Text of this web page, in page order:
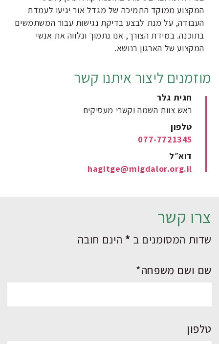
המקצוע ממוקד התמיכה של מגדל אור יגיעו לעמדת
העבודה, על מנת לבצע בדיקת נגישות עבור המשתמשים
בתוכנה. במידת הצורך, אנו נתמוך ונלווה את אנשי
המקצוע של הארגון בנושא.
מוזמנים ליצור איתנו קשר
חגית גלר
ראש צוות השמה וקשרי מעסיקים
טלפון
077-7721345
דוא״ל
hagitge@migdalor.org.il
צרו קשר
שדות המסומנים ב * הינם חובה
שם ושם משפחה*
טלפון